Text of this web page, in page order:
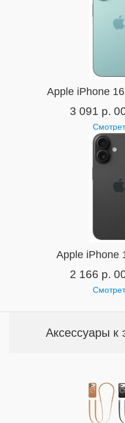
Apple iPhone
3 091 р.
Apple iPhone
2 166 р.
Аксессуары к